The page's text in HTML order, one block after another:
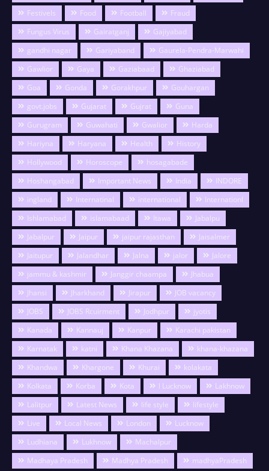
Festivels
Food Football
Fraud
Fungus Virus
Gairatganj
Gajiyabad
gandhi nagar
Gariyaband
Gaurela-Pendra-Marwahi
Gawlior
Gaya Gaziabaad
Ghaziabad
Goa
Gonda Gorakhpur
Gouhargan
govt.jobs
Gujarat Gujrat
Guna
Gurugram
Guwahati Gwalior
Harda
Hariyna
Haryana Health
History
Hollywood
Horoscope
hosagabade
Hoshangabad
Important News India
INDORE
ingland
Internatinal international
Internationl
Ishlamabad
islamabaad Itawa
Jabalpu
Jabalpur
Jaipur jaipur rajasthan
Jaisalmer
Jaitupur
Jalandhar Jalna jalor
Jalore
jammu & kashmir
Janggir chaampa
Jhabua
Jhansi
Jharkhand Jirapur
JOB vacancy
JOBS
JOBS Rcuirment Jodhpur
jyotis
Kanada
Kannauj Kanpur
Karachi pakistan
Karnatak
katni Khana Khazana
khana-khazana
Khandwa
Khargone Khurai
kolakata
Kolkata
Korba Kota l Lucknow
Lakhnow
Lalitpur
Latest News life style
lifestyle
Live
Local News London
Lucknow
Ludhiana
Lukhnow
Machalpur
Madhaya Pradesh
Madhya Pradesh
madhyaPradesh